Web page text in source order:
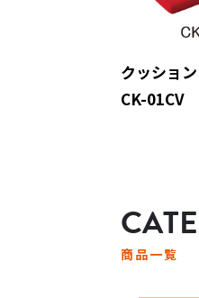
クッショ
CK-01CV
商品一覧